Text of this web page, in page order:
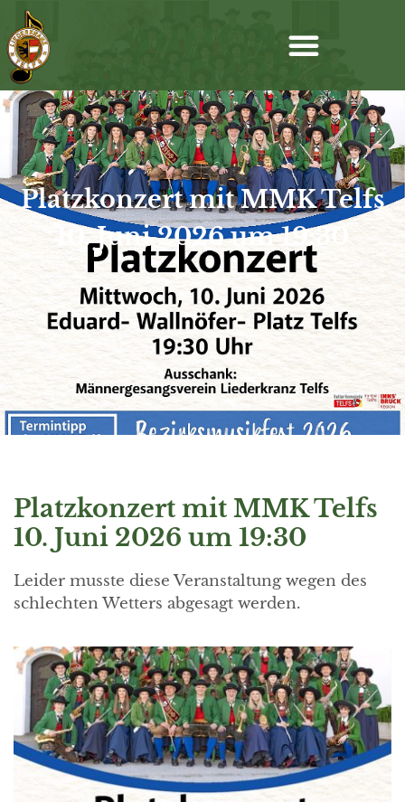
Platzkonzert mit MMK Telfs
10. Juni 2026 um 19:30
Platzkonzert mit MMK Telfs
10. Juni 2026 um 19:30
Leider musste diese Veranstaltung wegen des
schlechten Wetters abgesagt werden.